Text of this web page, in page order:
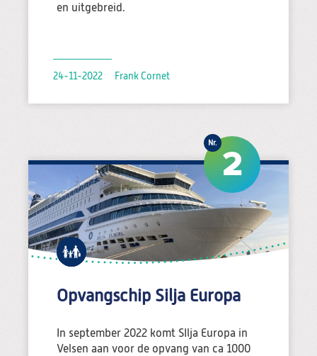
en uitgebreid.
24-11-2022 Frank Cornet
2
Opvangschip Silja Europa
In september 2022 komt SIlja Europa in
Velsen aan voor de opvang van ca 1000